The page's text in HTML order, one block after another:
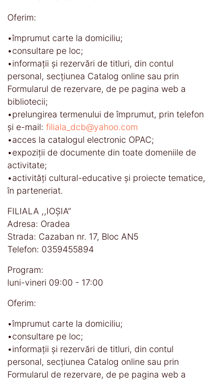
Oferim:
•împrumut carte la domiciliu;
•consultare pe loc;
•informaţii și rezervări de titluri, din contul
personal, secţiunea Catalog online sau prin
Formularul de rezervare, de pe pagina web a
bibliotecii;
•prelungirea termenului de împrumut, prin telefon
și e-mail: filiala_dcb@yahoo.com
•acces la catalogul electronic OPAC;
•expoziţii de documente din toate domeniile de
activitate;
•activităţi cultural-educative şi proiecte tematice,
în parteneriat.
FILIALA ,,IOȘIA’’
Adresa: Oradea
Strada: Cazaban nr. 17, Bloc AN5
Telefon: 0359455894
Program:
luni-vineri 09:00 - 17:00
Oferim:
•împrumut carte la domiciliu;
•consultare pe loc;
•informaţii și rezervări de titluri, din contul
personal, secţiunea Catalog online sau prin
Formularul de rezervare, de pe pagina web a